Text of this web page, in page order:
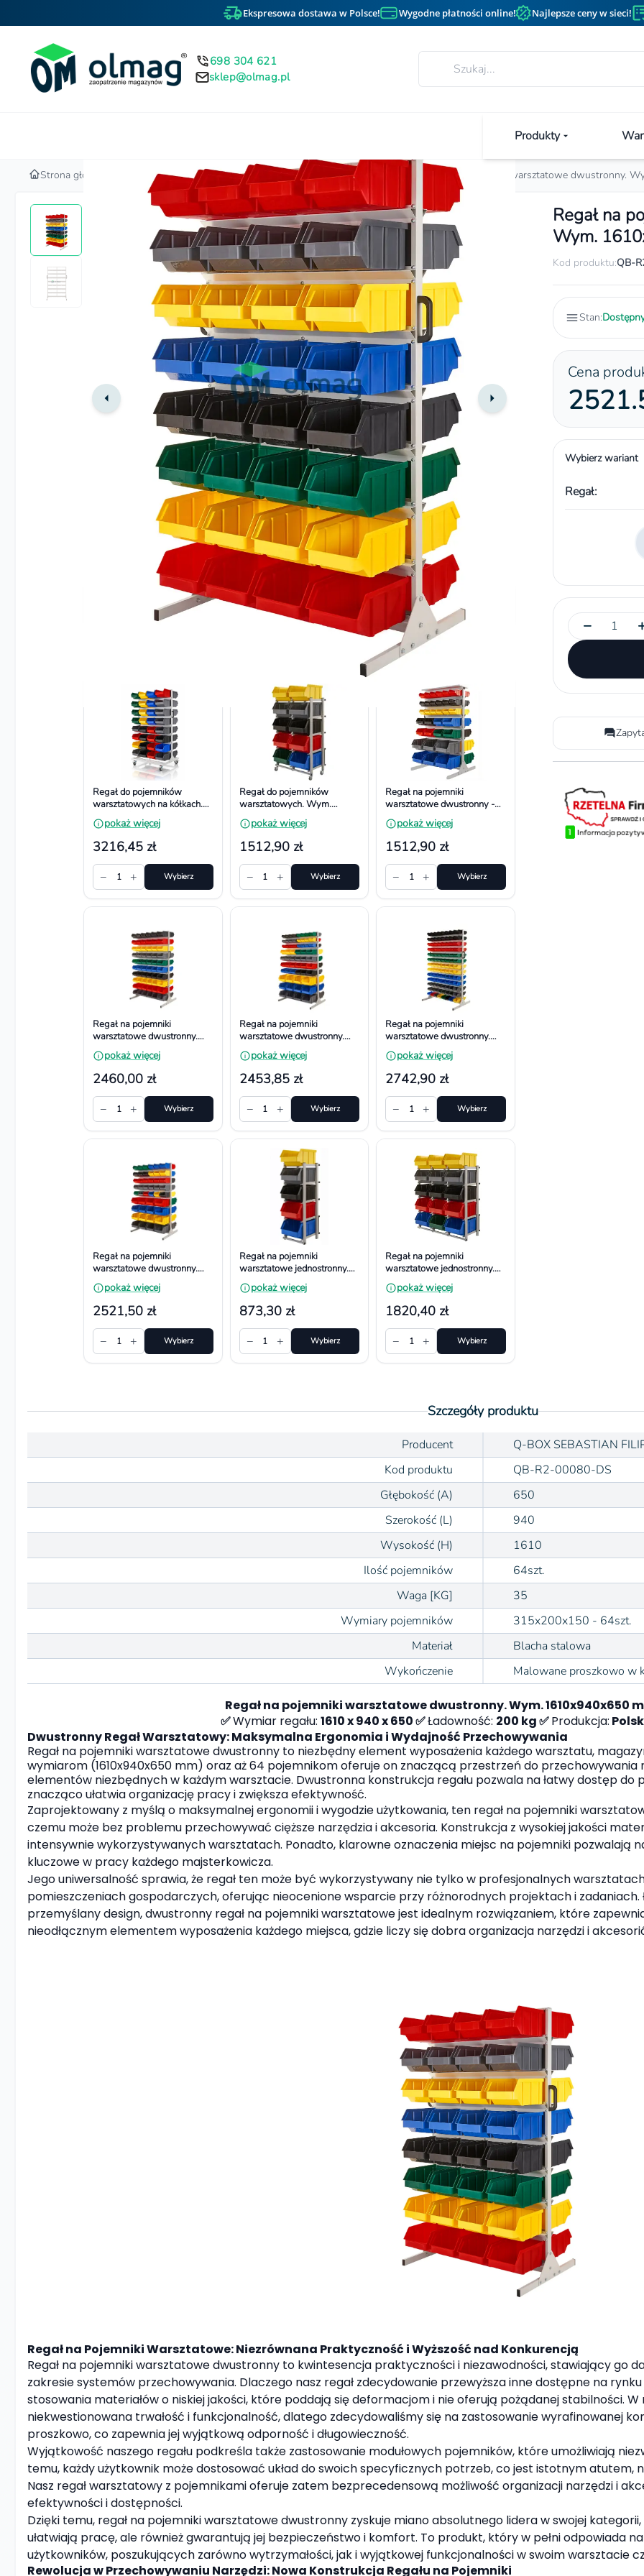
Ekspresowa dostawa w Polsce! Wygodne płatności online! Najlepsze ceny w sieci!
698 304 621
sklep@olmag.pl
Produkty
Home
Strona główna Regały magazynowe i stojaki warsztatowe Stojaki warsztatowe Regał na pojemniki warsztatowe dwustronny.
Zobacz też inne produkty w kategorii
Regały magazynowe i stojaki warsztatowe
Regał do pojemników
warsztatowych na kółkach.
Wym. 1740x940x700 mm,
64 pojemniki
pokaż więcej
3216,45 zł
− 1 + Wybierz
Regał do pojemników
warsztatowych. Wym.
1100x660x380 mm, 10
pojemników
pokaż więcej
1512,90 zł
− 1 + Wybierz
Regał na pojemniki
warsztatowe dwustronny -
Uniwersalny. Wymiar
1200x690x670 mm
pokaż więcej
1512,90 zł
− 1 + Wybierz
Regał na pojemniki
warsztatowe dwustronny.
Wym. 1610x940x650 mm,
120 dużych pojemników
pokaż więcej
2460,00 zł
− 1 + Wybierz
Regał na pojemniki
warsztatowe dwustronny.
Wym. 1610x940x650 mm,
120 pojemników
pokaż więcej
2453,85 zł
− 1 + Wybierz
Regał na pojemniki
warsztatowe dwustronny.
Wym. 1610x940x650 mm,
208 pojemników
pokaż więcej
2742,90 zł
− 1 + Wybierz
Regał na pojemniki
warsztatowe dwustronny.
Wym. 1610x940x650 mm,
92 pojemniki
pokaż więcej
2521,50 zł
− 1 + Wybierz
Regał na pojemniki
warsztatowe jednostronny.
Wym. 1040x490x380 mm
pokaż więcej
873,30 zł
− 1 + Wybierz
Regał na pojemniki
warsztatowe jednostronny.
Wym. 1040x940x380 mm
pokaż więcej
1820,40 zł
− 1 + Wybierz
Regał na
Wym.
Kod produktu:QB-
Stan:
Cena
Wybierz wariant
Regał:
−
Szczegóły produktu
Producent
Q-BOX SEBASTIAN
Kod produktu
QB-R2-00080-DS
Głębokość (A)
650
Szerokość (L)
940
Wysokość (H)
1610
Ilość pojemników
64szt.
Waga [KG]
35
Wymiary pojemników
315x200x150 - 64szt.
Materiał
Blacha stalowa
Wykończenie
Malowane proszkowo w
Regał na pojemniki warsztatowe dwustronny. Wym. 1610x940x650
✅Wymiar regału: 1610 x 940 x 650 ✅Ładowność: 200 kg ✅Produkcja:
Dwustronny Regał Warsztatowy: Maksymalna Ergonomia i Wydajność Przechowywania
Regał na pojemniki warsztatowe dwustronny to niezbędny element wyposażenia każdego warsztatu,
wymiarom (1610x940x650 mm) oraz aż 64 pojemnikom oferuje on znaczącą przestrzeń do przechowywania
elementów niezbędnych w każdym warsztacie. Dwustronna konstrukcja regału pozwala na łatwy dostęp
znacząco ułatwia organizację pracy i zwiększa efektywność.
Zaprojektowany z myślą o maksymalnej ergonomii i wygodzie użytkowania, ten regał na pojemniki
czemu może bez problemu przechowywać cięższe narzędzia i akcesoria. Konstrukcja z wysokiej jakości
intensywnie wykorzystywanych warsztatach. Ponadto, klarowne oznaczenia miejsc na pojemniki pozwalają
kluczowe w pracy każdego majsterkowicza.
Jego uniwersalność sprawia, że regał ten może być wykorzystywany nie tylko w profesjonalnych
pomieszczeniach gospodarczych, oferując nieocenione wsparcie przy różnorodnych projektach i
przemyślany design, dwustronny regał na pojemniki warsztatowe jest idealnym rozwiązaniem, które
nieodłącznym elementem wyposażenia każdego miejsca, gdzie liczy się dobra organizacja narzędzi i
Regał na Pojemniki Warsztatowe: Niezrównana Praktyczność i Wyższość nad Konkurencją
Regał na pojemniki warsztatowe dwustronny to kwintesencja praktyczności i niezawodności, stawiający go
zakresie systemów przechowywania. Dlaczego nasz regał zdecydowanie przewyższa inne dostępne na
stosowania materiałów o niskiej jakości, które poddają się deformacjom i nie oferują pożądanej stabilności.
niekwestionowana trwałość i funkcjonalność, dlatego zdecydowaliśmy się na zastosowanie wyrafinowanej
proszkowo, co zapewnia jej wyjątkową odporność i długowieczność.
Wyjątkowość naszego regału podkreśla także zastosowanie modułowych pojemników, które umożliwiają
temu, każdy użytkownik może dostosować układ do swoich specyficznych potrzeb, co jest istotnym
Nasz regał warsztatowy z pojemnikami oferuje zatem bezprecedensową możliwość organizacji narzędzi i
efektywności i dostępności.
Dzięki temu, regał na pojemniki warsztatowe dwustronny zyskuje miano absolutnego lidera w swojej
ułatwiają pracę, ale również gwarantują jej bezpieczeństwo i komfort. To produkt, który w pełni odpowiada
użytkowników, poszukujących zarówno wytrzymałości, jak i wyjątkowej funkcjonalności w swoim warsztacie
Rewolucja w Przechowywaniu Narzędzi: Nowa Konstrukcja Regału na Pojemniki